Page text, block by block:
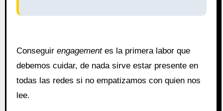
Conseguir engagementes la primera labor que
debemos cuidar, de nada sirve estar presente en
todas las redes si no empatizamos con quien nos
lee.